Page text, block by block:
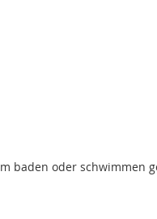
baden oder schwimmen